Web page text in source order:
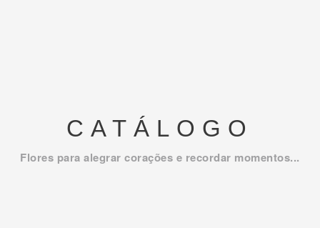
CATÁLOGO
Flores para alegrar corações e recordar momentos...